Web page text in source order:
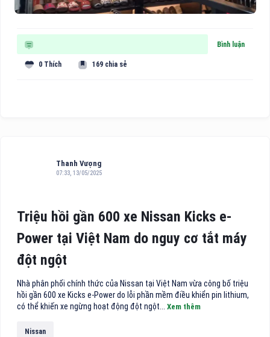
Bình luận
0 Thích 169 chia sẻ
Thanh Vượng
07:33, 13/05/2025
Triệu hồi gần 600 xe Nissan Kicks e-
Power tại Việt Nam do nguy cơ tắt máy
đột ngột
Nhà phân phối chính thức của Nissan tại Việt Nam vừa công bố triệu
hồi gần 600 xe Kicks e-Power do lỗi phần mềm điều khiển pin lithium,
có thể khiến xe ngừng hoạt động đột ngột... Xem thêm
Nissan